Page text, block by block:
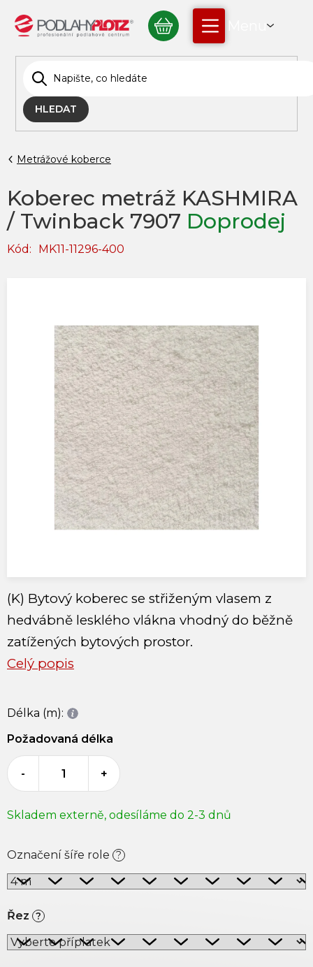
obsah
HLEDAT
NÁKUPNÍ
KOŠÍK
Metrážové koberce
Koberec metráž KASHMIRA
/ Twinback 7907 Doprodej
Kód: MK11-11296-400
(K) Bytový koberec se střiženým vlasem z
hedvábně lesklého vlákna vhodný do běžně
zatížených bytových prostor.
Celý popis
Označení šíře role ?
Řez ?
Skladem externě, odesíláme do 2-3 dnů
Délka (m):
Požadovaná délka
- +